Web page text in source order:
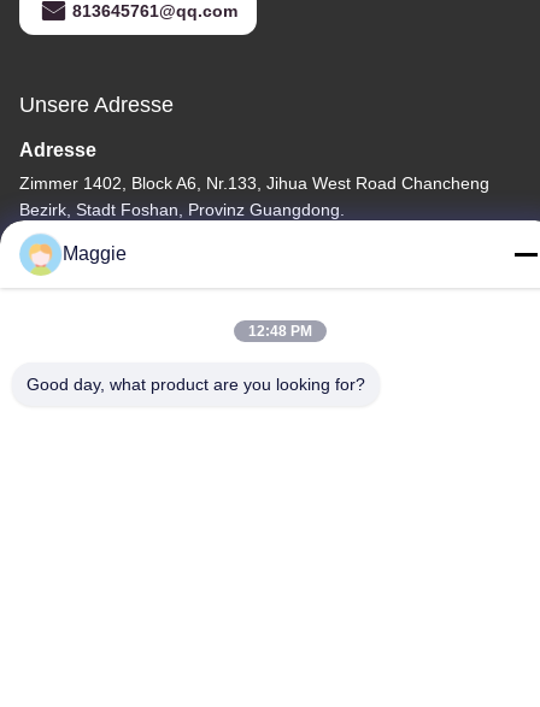
813645761@qq.com
Unsere Adresse
Adresse
Zimmer 1402, Block A6, Nr.133, Jihua West Road Chancheng
Bezirk, Stadt Foshan, Provinz Guangdong.
Tel
86-13342999029
Maggie
12:48 PM
Good day, what product are you looking for?